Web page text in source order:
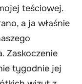
teściowej.
a ja właśnie
Zaskoczenie
tygodnie jej